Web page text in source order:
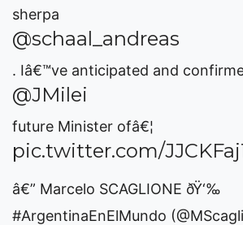
sherpa
@schaal_andreas
. Iâ€™ve anticipated and
@JMilei
future Minister ofâ€¦
pic.twitter.com/
â€” Marcelo SCAGLIONE ðŸ‘‰
#ArgentinaEnElMundo